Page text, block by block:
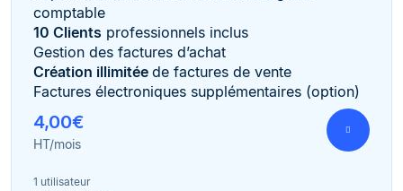
comptable
10 Clients professionnels inclus
Gestion des factures d’achat
Création illimitée de factures de vente
Factures électroniques supplémentaires (option)
4,00€
HT/mois
1 utilisateur